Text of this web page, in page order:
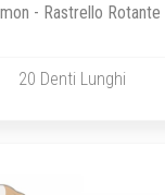
- Rastrello Rotante
20 Denti Lunghi